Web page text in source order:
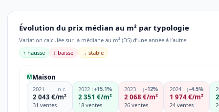
Évolution du prix médian au m² par typologie
Variation calculée sur la médiane au m² (D5) d’une année à l’autre.
↑ hausse
↓ baisse → stable
MMaison
2021 n.c.
2 043 €/m²
31 ventes
2022 ↑+15.1%
2 351 €/m²
18 ventes
2023 ↓-12%
2 068 €/m²
26 ventes
2024 ↓-4.5%
1 974 €/m²
24 ventes